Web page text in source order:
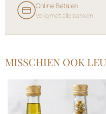
Online Betalen
Veilig met alle banken
MISSCHIEN OOK